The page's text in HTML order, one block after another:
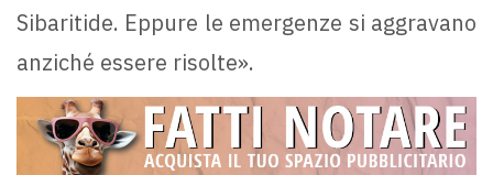
Sibaritide. Eppure le emergenze si aggravano
anziché essere risolte».